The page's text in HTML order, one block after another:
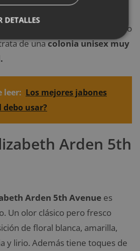
ingredientes destacan el limón,
o la papaya, además de un ligero
de unacolonia unisex muy
leer: Los mejores jabones
debo usar?
Arden 5th
Arden 5th Avenue es
Un olor clásico pero fresco
de floral blanca, amarilla,
y lirio. Además tiene toques de
DETALLES